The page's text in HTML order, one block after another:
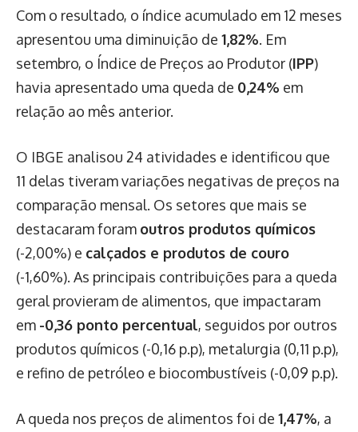
Com o resultado, o índice acumulado em 12 meses
apresentou uma diminuição de 1,82%. Em
setembro, o Índice de Preços ao Produtor (IPP)
havia apresentado uma queda de 0,24% em
relação ao mês anterior.
O IBGE analisou 24 atividades e identificou que
11 delas tiveram variações negativas de preços na
comparação mensal. Os setores que mais se
destacaram foram outros produtos químicos
(-2,00%) e calçados e produtos de couro
(-1,60%). As principais contribuições para a queda
geral provieram de alimentos, que impactaram
em -0,36 ponto percentual, seguidos por outros
produtos químicos (-0,16 p.p), metalurgia (0,11 p.p),
e refino de petróleo e biocombustíveis (-0,09 p.p).
A queda nos preços de alimentos foi de 1,47%, a